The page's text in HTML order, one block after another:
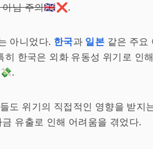
님 주의🇬🇧❌.
아니었다. 한국과 일본 같은 주요
히 한국은 외화 유동성 위기로 인
들도 위기의 직접적인 영향을 받지
유출로 인해 어려움을 겪었다.